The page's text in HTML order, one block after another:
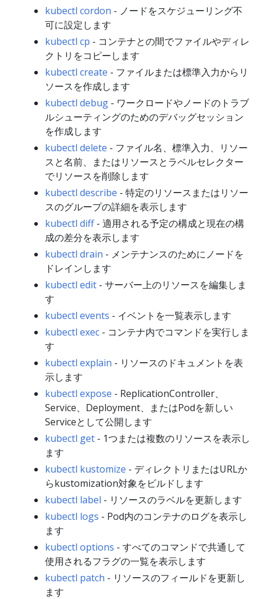
kubectl cordon - ノードをスケジューリング不
可に設定します
kubectl cp - コンテナとの間でファイルやディレ
クトリをコピーします
kubectl create - ファイルまたは標準入力からリ
ソースを作成します
kubectl debug - ワークロードやノードのトラブ
ルシューティングのためのデバッグセッション
を作成します
kubectl delete - ファイル名、標準入力、リソー
スと名前、またはリソースとラベルセレクター
でリソースを削除します
kubectl describe - 特定のリソースまたはリソー
スのグループの詳細を表示します
kubectl diff- 適用される予定の構成と現在の構
成の差分を表示します
kubectl drain - メンテナンスのためにノードを
ドレインします
kubectl edit - サーバー上のリソースを編集しま
す
kubectl events - イベントを一覧表示します
kubectl exec - コンテナ内でコマンドを実行しま
す
kubectl explain - リソースのドキュメントを表
示します
kubectl expose - ReplicationController、
Service、Deployment、またはPodを新しい
Serviceとして公開します
kubectl get - 1つまたは複数のリソースを表示し
ます
kubectl kustomize - ディレクトリまたはURLか
らkustomization対象をビルドします
kubectl label - リソースのラベルを更新します
kubectl logs - Pod内のコンテナのログを表示し
ます
kubectl options - すべてのコマンドで共通して
使用されるフラグの一覧を表示します
kubectl patch - リソースのフィールドを更新し
ます